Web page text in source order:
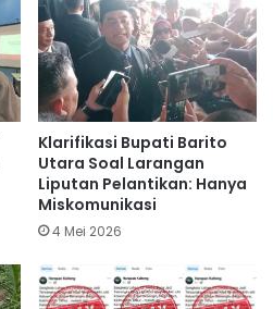
Klarifikasi Bupati Barito
Utara Soal Larangan
Liputan Pelantikan: Hanya
Miskomunikasi
4 Mei 2026